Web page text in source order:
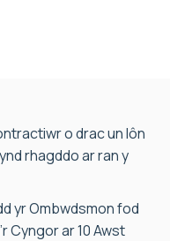
o drac un lôn
rhagddo ar ran y
yr Ombwdsmon fod
Cyngor ar 10 Awst